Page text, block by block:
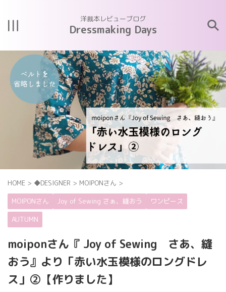
洋裁本レビューブログ
Dressmaking Days
HOME > ◆DESIGNER > MOIPONさん >
MOIPONさん
Joy of Sewing さぁ、縫おう
ワンピース
AUTUMN
moiponさん『 Joy of Sewing さあ、縫
おう』より「赤い水玉模様のロングドレ
ス」②【作りました】